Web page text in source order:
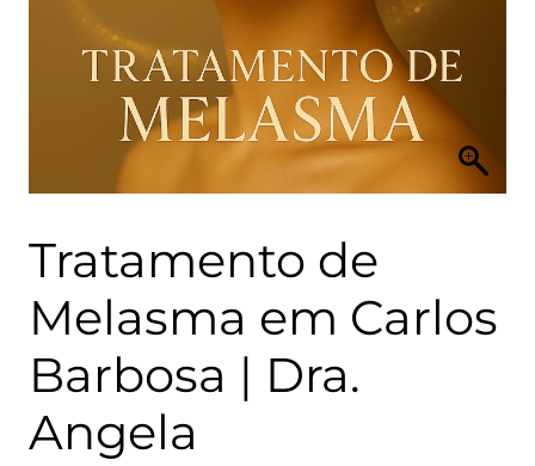
Tratamento de
Melasma em Carlos
Barbosa | Dra.
Angela